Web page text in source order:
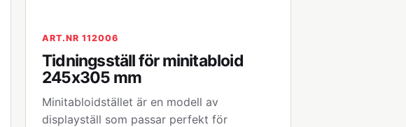
ART.NR 112006
Tidningsställ för minitabloid
245x305 mm
Minitabloidstället är en modell av
displayställ som passar perfekt för